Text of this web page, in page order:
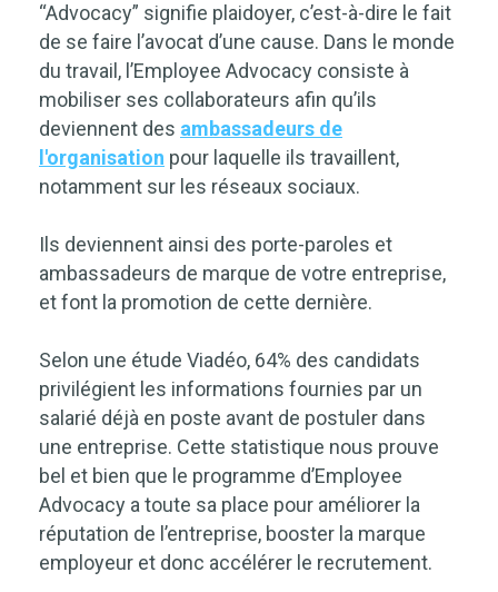
“Advocacy” signifie plaidoyer, c’est-à-dire le fait
de se faire l’avocat d’une cause. Dans le monde
du travail, l’Employee Advocacy consiste à
mobiliser ses collaborateurs afin qu’ils
deviennent des ambassadeurs de
l'organisation pour laquelle ils travaillent,
notamment sur les réseaux sociaux.
Ils deviennent ainsi des porte-paroles et
ambassadeurs de marque de votre entreprise,
et font la promotion de cette dernière.
Selon une étude Viadéo, 64% des candidats
privilégient les informations fournies par un
salarié déjà en poste avant de postuler dans
une entreprise. Cette statistique nous prouve
bel et bien que le programme d’Employee
Advocacy a toute sa place pour améliorer la
réputation de l’entreprise, booster la marque
employeur et donc accélérer le recrutement.